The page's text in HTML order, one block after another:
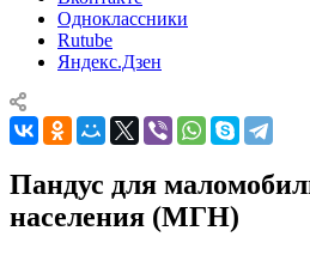
Одноклассники
Rutube
Яндекс.Дзен
Пандус для
населения (МГН)